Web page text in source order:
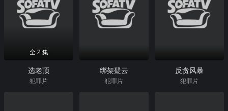
全 2 集
选老顶
犯罪片
绑架疑云
犯罪片
反贪风暴
犯罪片